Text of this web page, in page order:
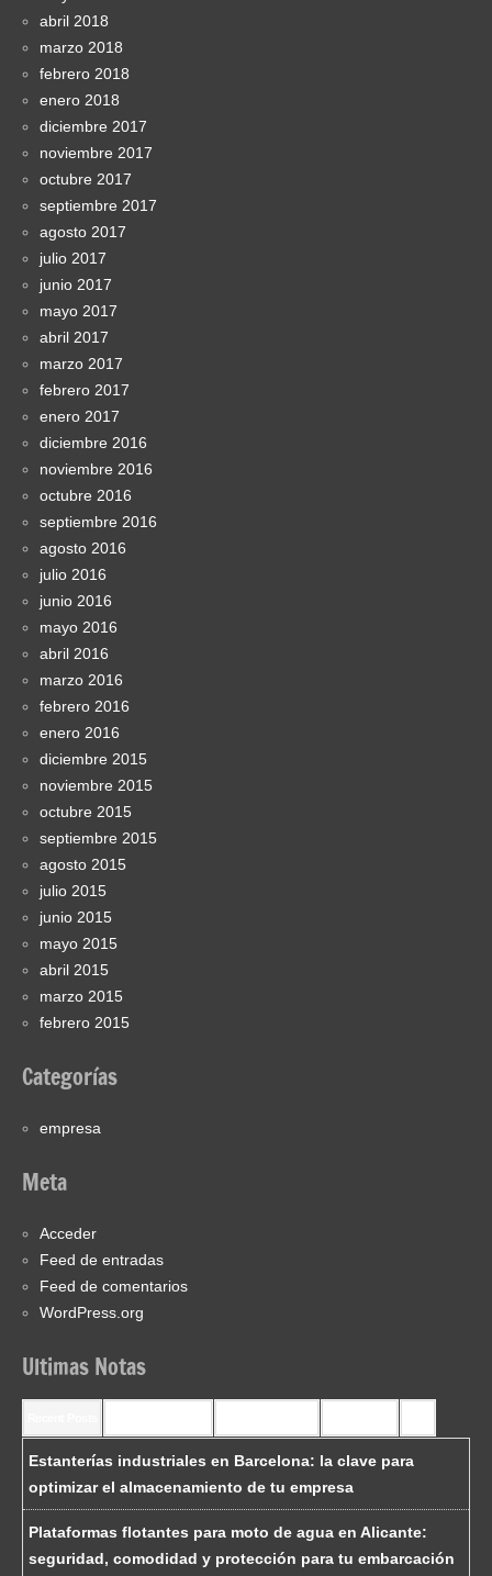
abril 2018
marzo 2018
febrero 2018
enero 2018
diciembre 2017
noviembre 2017
octubre 2017
septiembre 2017
agosto 2017
julio 2017
junio 2017
mayo 2017
abril 2017
marzo 2017
febrero 2017
enero 2017
diciembre 2016
noviembre 2016
octubre 2016
septiembre 2016
agosto 2016
julio 2016
junio 2016
mayo 2016
abril 2016
marzo 2016
febrero 2016
enero 2016
diciembre 2015
noviembre 2015
octubre 2015
septiembre 2015
agosto 2015
julio 2015
junio 2015
mayo 2015
abril 2015
marzo 2015
febrero 2015
Categorías
empresa
Meta
Acceder
Feed de entradas
Feed de comentarios
WordPress.org
Ultimas Notas
Estanterías industriales en Barcelona: la clave para
optimizar el almacenamiento de tu empresa
Plataformas flotantes para moto de agua en Alicante:
seguridad, comodidad y protección para tu embarcación